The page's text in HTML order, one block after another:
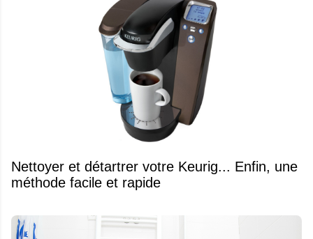
Nettoyer et détartrer votre Keurig... Enfin, une
méthode facile et rapide